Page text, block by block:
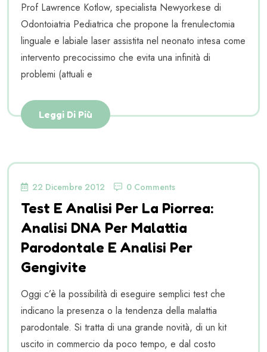
Prof Lawrence Kotlow, specialista Newyorkese di
Odontoiatria Pediatrica che propone la frenulectomia
linguale e labiale laser assistita nel neonato intesa come
intervento precocissimo che evita una infinità di
problemi (attuali e
Leggi Di Più
22 Dicembre 2012 0 Comments
Test E Analisi Per La Piorrea:
Analisi DNA Per Malattia
Parodontale E Analisi Per
Gengivite
Oggi c’è la possibilità di eseguire semplici test che
indicano la presenza o la tendenza della malattia
parodontale. Si tratta di una grande novità, di un kit
uscito in commercio da poco tempo, e dal costo